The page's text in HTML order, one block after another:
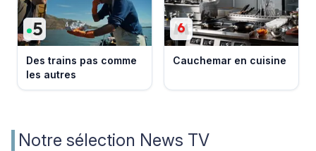
Des trains pas comme
les autres
Cauchemar en cuisine
Notre sélection News TV